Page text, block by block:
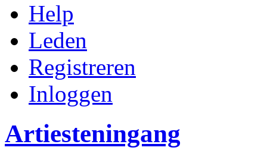
Help
Leden
Registreren
Inloggen
Artiesteningang